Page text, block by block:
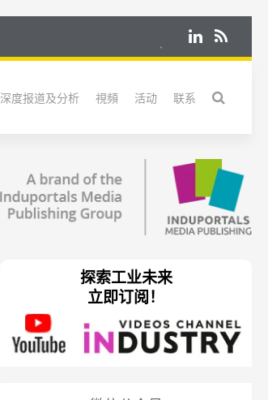
深度报道及分析 視頻 活动 联系
探索工业未来
立即订阅！